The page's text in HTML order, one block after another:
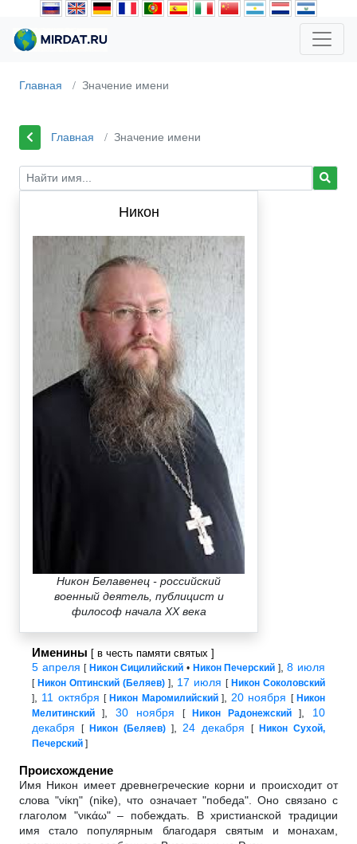
Главная Значение имени
Главная Значение имени
Никон
Никон Белавенец - российский
военный деятель, публицист и
философ начала XX века
Именины [ в честь памяти святых ]
5 апреля [ Никон Сицилийский • Никон Печерский ],8 июля
[ Никон Оптинский (Беляев)], 17 июля [ Никон Соколовский
], 11 октября [ Никон Маромилийский],20 ноября [ Никон
Мелитинский ], 30 ноября [ Никон Радонежский ], 10
декабря
[ Никон (Беляев)],24 декабря [ Никон Сухой,
Печерский ]
Происхождение
Имя Никон имеет древнегреческие корни и происходит от
слова "νίκη" (nike), что означает "победа". Оно связано с
глаголом "νικάω" – побеждать. В христианской традиции
имя стало популярным благодаря святым и монахам,